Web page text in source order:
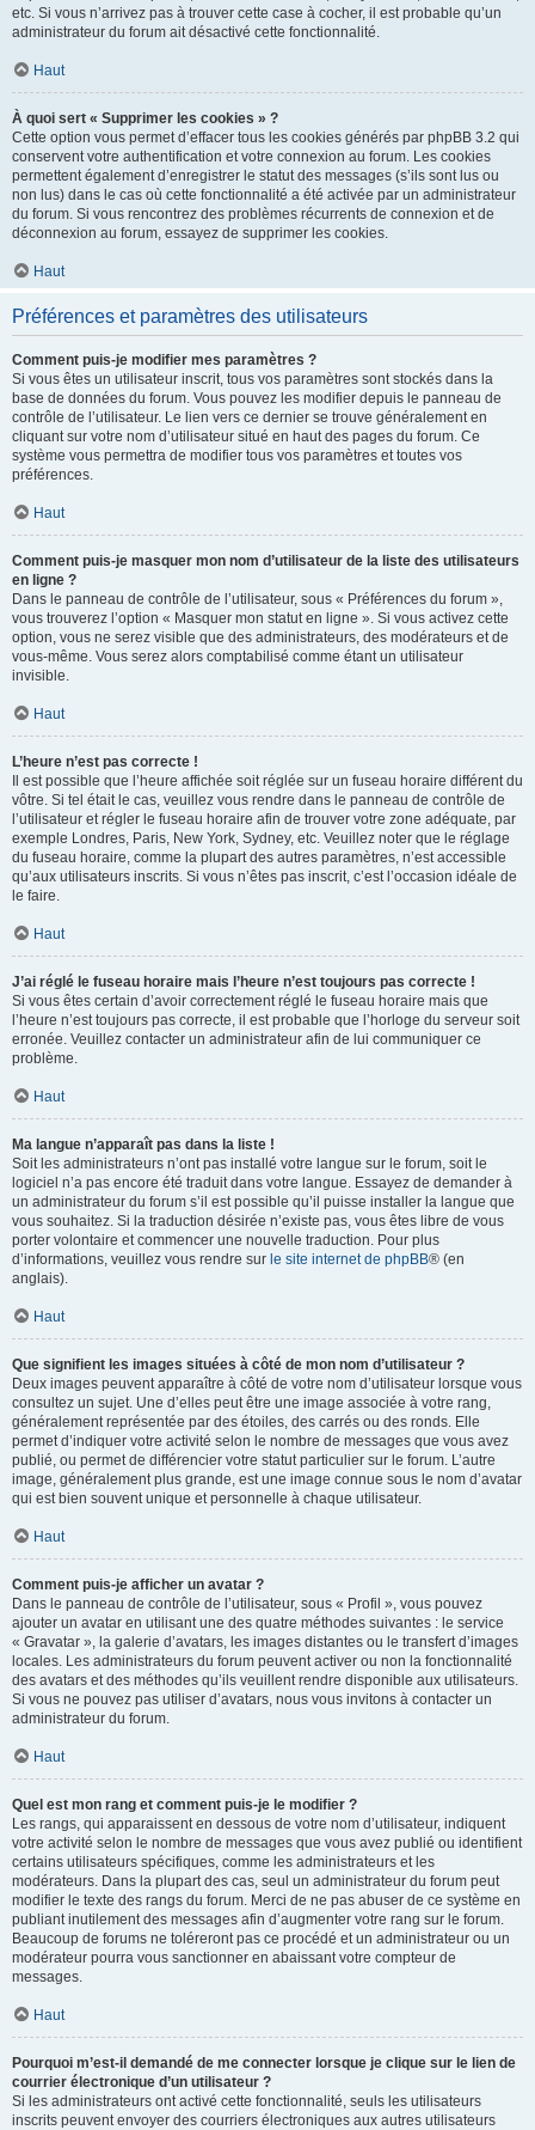
etc. Si vous n’arrivez pas à trouver cette case à cocher, il est probable qu’un
administrateur du forum ait désactivé cette fonctionnalité.
Haut
À quoi sert « Supprimer les cookies » ?
Cette option vous permet d’effacer tous les cookies générés par phpBB 3.2 qui
conservent votre authentification et votre connexion au forum. Les cookies
permettent également d’enregistrer le statut des messages (s’ils sont lus ou
non lus) dans le cas où cette fonctionnalité a été activée par un administrateur
du forum. Si vous rencontrez des problèmes récurrents de connexion et de
déconnexion au forum, essayez de supprimer les cookies.
Haut
Préférences et paramètres des utilisateurs
Comment puis-je modifier mes paramètres ?
Si vous êtes un utilisateur inscrit, tous vos paramètres sont stockés dans la
base de données du forum. Vous pouvez les modifier depuis le panneau de
contrôle de l’utilisateur. Le lien vers ce dernier se trouve généralement en
cliquant sur votre nom d’utilisateur situé en haut des pages du forum. Ce
système vous permettra de modifier tous vos paramètres et toutes vos
préférences.
Haut
Comment puis-je masquer mon nom d’utilisateur de la liste des utilisateurs
en ligne ?
Dans le panneau de contrôle de l’utilisateur, sous « Préférences du forum »,
vous trouverez l’option « Masquer mon statut en ligne ». Si vous activez cette
option, vous ne serez visible que des administrateurs, des modérateurs et de
vous-même. Vous serez alors comptabilisé comme étant un utilisateur
invisible.
Haut
L’heure n’est pas correcte !
Il est possible que l’heure affichée soit réglée sur un fuseau horaire différent du
vôtre. Si tel était le cas, veuillez vous rendre dans le panneau de contrôle de
l’utilisateur et régler le fuseau horaire afin de trouver votre zone adéquate, par
exemple Londres, Paris, New York, Sydney, etc. Veuillez noter que le réglage
du fuseau horaire, comme la plupart des autres paramètres, n’est accessible
qu’aux utilisateurs inscrits. Si vous n’êtes pas inscrit, c’est l’occasion idéale de
le faire.
Haut
J’ai réglé le fuseau horaire mais l’heure n’est toujours pas correcte !
Si vous êtes certain d’avoir correctement réglé le fuseau horaire mais que
l’heure n’est toujours pas correcte, il est probable que l’horloge du serveur soit
erronée. Veuillez contacter un administrateur afin de lui communiquer ce
problème.
Haut
Ma langue n’apparaît pas dans la liste !
Soit les administrateurs n’ont pas installé votre langue sur le forum, soit le
logiciel n’a pas encore été traduit dans votre langue. Essayez de demander à
un administrateur du forum s’il est possible qu’il puisse installer la langue que
vous souhaitez. Si la traduction désirée n’existe pas, vous êtes libre de vous
porter volontaire et commencer une nouvelle traduction. Pour plus
d’informations, veuillez vous rendre sur le site internet de phpBB® (en
anglais).
Haut
Que signifient les images situées à côté de mon nom d’utilisateur ?
Deux images peuvent apparaître à côté de votre nom d’utilisateur lorsque vous
consultez un sujet. Une d’elles peut être une image associée à votre rang,
généralement représentée par des étoiles, des carrés ou des ronds. Elle
permet d’indiquer votre activité selon le nombre de messages que vous avez
publié, ou permet de différencier votre statut particulier sur le forum. L’autre
image, généralement plus grande, est une image connue sous le nom d’avatar
qui est bien souvent unique et personnelle à chaque utilisateur.
Haut
Comment puis-je afficher un avatar ?
Dans le panneau de contrôle de l’utilisateur, sous « Profil », vous pouvez
ajouter un avatar en utilisant une des quatre méthodes suivantes : le service
« Gravatar », la galerie d’avatars, les images distantes ou le transfert d’images
locales. Les administrateurs du forum peuvent activer ou non la fonctionnalité
des avatars et des méthodes qu’ils veuillent rendre disponible aux utilisateurs.
Si vous ne pouvez pas utiliser d’avatars, nous vous invitons à contacter un
administrateur du forum.
Haut
Quel est mon rang et comment puis-je le modifier ?
Les rangs, qui apparaissent en dessous de votre nom d’utilisateur, indiquent
votre activité selon le nombre de messages que vous avez publié ou identifient
certains utilisateurs spécifiques, comme les administrateurs et les
modérateurs. Dans la plupart des cas, seul un administrateur du forum peut
modifier le texte des rangs du forum. Merci de ne pas abuser de ce système en
publiant inutilement des messages afin d’augmenter votre rang sur le forum.
Beaucoup de forums ne toléreront pas ce procédé et un administrateur ou un
modérateur pourra vous sanctionner en abaissant votre compteur de
messages.
Haut
Pourquoi m’est-il demandé de me connecter lorsque je clique sur le lien de
courrier électronique d’un utilisateur ?
Si les administrateurs ont activé cette fonctionnalité, seuls les utilisateurs
inscrits peuvent envoyer des courriers électroniques aux autres utilisateurs